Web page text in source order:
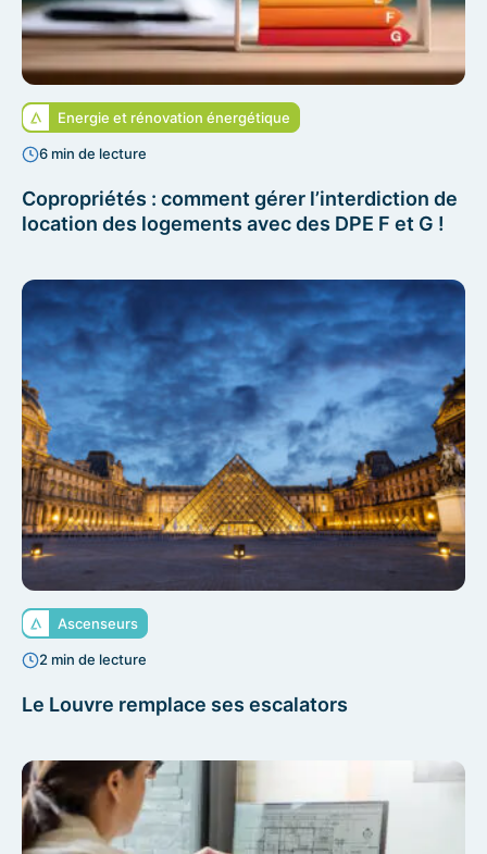
Energie et rénovation énergétique
6 min de lecture
Copropriétés : comment gérer l’interdiction de
location des logements avec des DPE F et G !
Ascenseurs
2 min de lecture
Le Louvre remplace ses escalators